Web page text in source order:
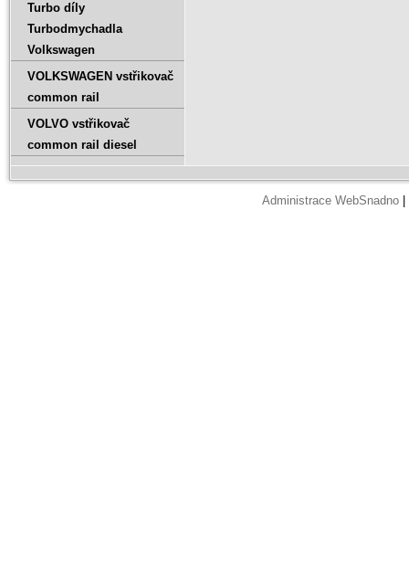
Turbo díly
Turbodmychadla
Volkswagen
VOLKSWAGEN vstřikovač
common rail
VOLVO vstřikovač
common rail diesel
Administrace WebSnadno|